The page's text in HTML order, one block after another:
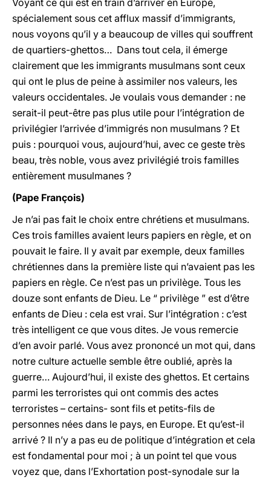
Voyant ce qui est en train d’arriver en Europe,
spécialement sous cet afflux massif d’immigrants,
nous voyons qu’il y a beaucoup de villes qui souffrent
de quartiers-ghettos… Dans tout cela, il émerge
clairement que les immigrants musulmans sont ceux
qui ont le plus de peine à assimiler nos valeurs, les
valeurs occidentales. Je voulais vous demander : ne
serait-il peut-être pas plus utile pour l’intégration de
privilégier l’arrivée d’immigrés non musulmans ? Et
puis : pourquoi vous, aujourd’hui, avec ce geste très
beau, très noble, vous avez privilégié trois familles
entièrement musulmanes ?
(Pape François)
Je n’ai pas fait le choix entre chrétiens et musulmans.
Ces trois familles avaient leurs papiers en règle, et on
pouvait le faire. Il y avait par exemple, deux familles
chrétiennes dans la première liste qui n’avaient pas les
papiers en règle. Ce n’est pas un privilège. Tous les
douze sont enfants de Dieu. Le “ privilège ” est d’être
enfants de Dieu : cela est vrai. Sur l’intégration : c’est
très intelligent ce que vous dites. Je vous remercie
d’en avoir parlé. Vous avez prononcé un mot qui, dans
notre culture actuelle semble être oublié, après la
guerre… Aujourd’hui, il existe des ghettos. Et certains
parmi les terroristes qui ont commis des actes
terroristes – certains- sont fils et petits-fils de
personnes nées dans le pays, en Europe. Et qu’est-il
arrivé ? Il n’y a pas eu de politique d’intégration et cela
est fondamental pour moi ; à un point tel que vous
voyez que, dans l’Exhortation post-synodale sur la